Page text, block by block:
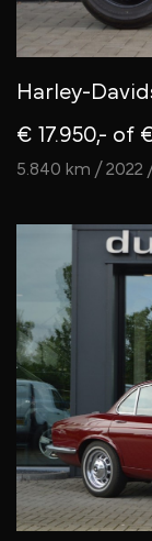
Harley-
€ 17.950,- of
5.840 km / 2022